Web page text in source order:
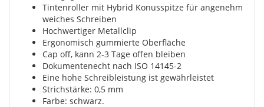
Tintenroller mit Hybrid Konusspitze für angenehm
weiches Schreiben
Hochwertiger Metallclip
Ergonomisch gummierte Oberfläche
Cap off, kann 2-3 Tage offen bleiben
Dokumentenecht nach ISO 14145-2
Eine hohe Schreibleistung ist gewährleistet
Strichstärke: 0,5 mm
Farbe: schwarz.